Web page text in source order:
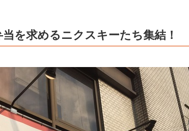
を求めるニクスキーたち集結！